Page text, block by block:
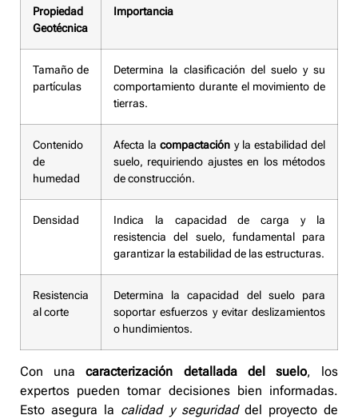
Propiedad
Geotécnica
Importancia
Tamaño de
partículas
Determina la clasificación del suelo y su
comportamiento durante el movimiento de
tierras.
Contenido
de
humedad
Afecta lacompactación y la estabilidad del
suelo, requiriendo ajustes en los métodos
de construcción.
Densidad
Indica la capacidad de carga y la
resistencia del suelo, fundamental para
garantizar la estabilidad de las estructuras.
Resistencia
al corte
Determina la capacidad del suelo para
soportar esfuerzos y evitar deslizamientos
o hundimientos.
Con unacaracterización detallada del suelo, los
expertos pueden tomar decisiones bien informadas.
Esto asegura la calidad y seguridaddel proyecto de